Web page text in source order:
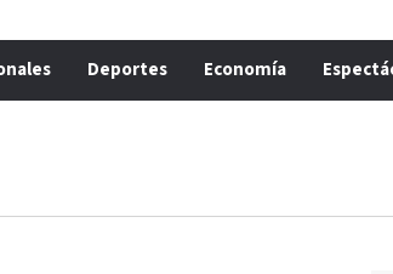
Deportes Economía